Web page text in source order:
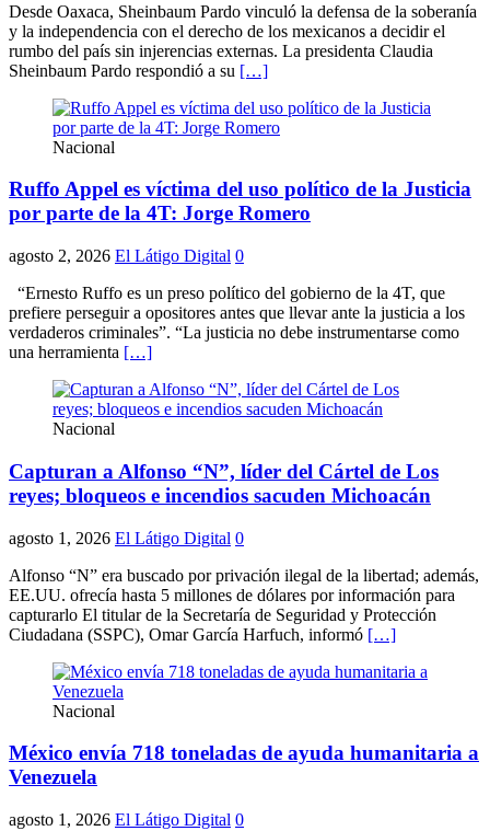
Desde Oaxaca, Sheinbaum Pardo vinculó la defensa de la soberanía
y la independencia con el derecho de los mexicanos a decidir el
rumbo del país sin injerencias externas. La presidenta Claudia
Sheinbaum Pardo respondió a su […]
Nacional
Ruffo Appel es víctima del uso político de la Justicia
por parte de la 4T: Jorge Romero
agosto 2, 2026 El Látigo Digital 0
“Ernesto Ruffo es un preso político del gobierno de la 4T, que
prefiere perseguir a opositores antes que llevar ante la justicia a los
verdaderos criminales”. “La justicia no debe instrumentarse como
una herramienta […]
Nacional
Capturan a Alfonso “N”, líder del Cártel de Los
reyes; bloqueos e incendios sacuden Michoacán
agosto 1, 2026 El Látigo Digital 0
Alfonso “N” era buscado por privación ilegal de la libertad; además,
EE.UU. ofrecía hasta 5 millones de dólares por información para
capturarlo El titular de la Secretaría de Seguridad y Protección
Ciudadana (SSPC), Omar García Harfuch, informó […]
Nacional
México envía 718 toneladas de ayuda humanitaria a
Venezuela
agosto 1, 2026 El Látigo Digital 0